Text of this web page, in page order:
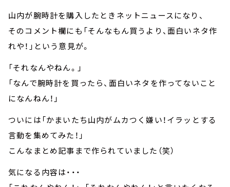
山内が腕時計を購入したときネットニュースになり、
そのコメント欄にも「そんなもん買うより、面白いネタ作
れや！」という意見が。
「それなんやねん。」
「なんで腕時計を買ったら、面白いネタを作ってないこと
になんねん！」
ついには「かまいたち山内がムカつく嫌い！イラッとする
言動を集めてみた！」
こんなまとめ記事まで作られていました（笑）
気になる内容は・・・